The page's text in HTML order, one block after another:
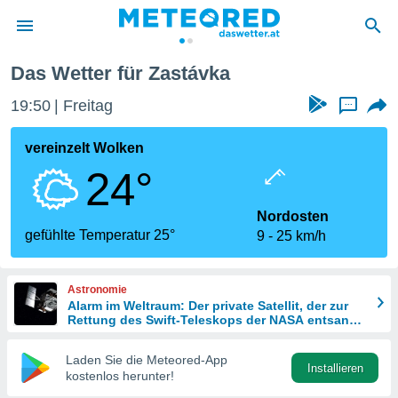
wurde
dass
sind.
diese
Das Wetter für Zastávka
19:50 Freitag ...
vereinzelt Wolken
24°
gefühlte Temperatur 25°
Nordosten
9
25 km/h
Astronomie
Alarm im Weltraum: Der private Satellit, der zur
Rettung des Swift-Teleskops der NASA entsandt
Laden Sie die Meteored-App
kostenlos herunter!
Installieren